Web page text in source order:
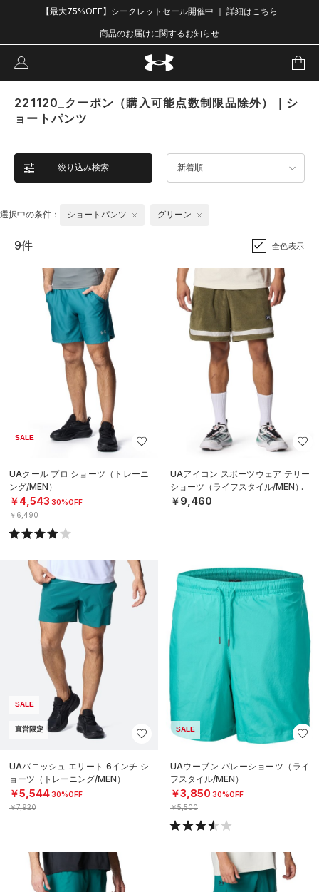
【最大75%OFF】シークレットセール開催中 ｜ 詳細はこちら
商品のお届けに関するお知らせ
221120_クーポン（購入可能点数制限品除外）｜シ
ョートパンツ
絞り込み検索 新着順
選択中の条件： ショートパンツ グリーン
9件 全色表示
SALE
UAクール プロ ショーツ（トレーニ
ング/MEN）
￥4,543 30%OFF
￥6,490
UAアイコン スポーツウェア テリー
ショーツ（ライフスタイル/MEN）
￥9,460
SALE
直営限定
UAバニッシュ エリート 6インチ シ
ョーツ（トレーニング/MEN）
￥5,54430%OFF
￥7,920
SALE
UAウーブン バレーショーツ（ライ
フスタイル/MEN）
￥3,850 30%OFF
￥5,500